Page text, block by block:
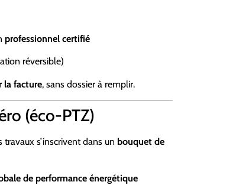
professionnel certifié
réversible)
la facture, sans dossier à remplir.
(éco-PTZ)
s’inscrivent dans unbouquet de
de performance énergétique